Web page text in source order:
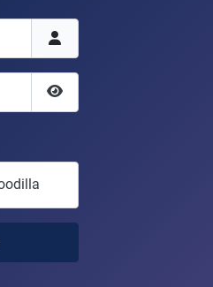
Näytä salasana